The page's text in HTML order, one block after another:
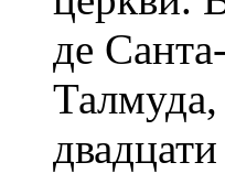
де